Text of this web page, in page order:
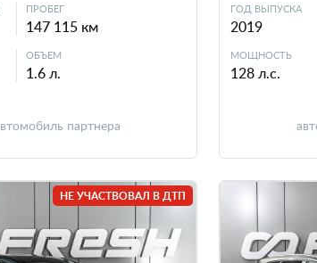
ПРОБЕГ
147 115 км
ОБЪЕМ
1.6 л.
партнера
ГОД ВЫПУСКА
2019
МОЩНОСТЬ
128 л.с.
НЕ УЧАСТВОВАЛ В ДТП